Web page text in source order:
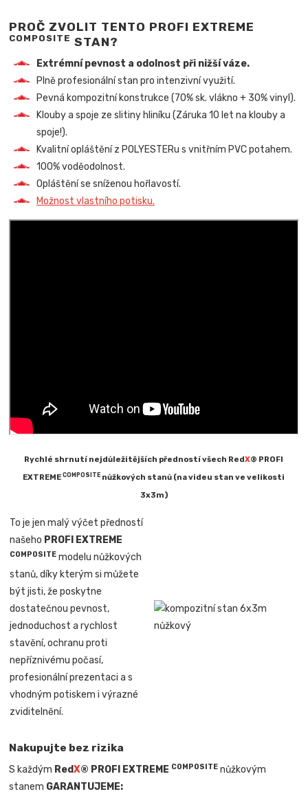
PROČ ZVOLIT TENTO PROFI EXTREME
COMPOSITE STAN?
Extrémní pevnost a odolnost při nižší váze.
Plně profesionální stan pro intenzivní využití.
Pevná kompozitní konstrukce (70% sk. vlákno + 30% vinyl).
Klouby a spoje ze slitiny hliníku (Záruka 10 let na klouby a
spoje!).
Kvalitní opláštění z POLYESTERu s vnitřním PVC potahem.
100% voděodolnost.
Opláštění se sníženou hořlavostí.
Možnost vlastního potisku.
Rychlé shrnutí nejdůležitějších předností všech RedX® PROFI
EXTREMECOMPOSITE nůžkových stanů (na videu stan ve velikosti
3x3m)
To je jen malý výčet předností
našeho PROFI EXTREME
COMPOSITE modelu nůžkových
stanů, díky kterým si můžete
být jisti, že poskytne
dostatečnou pevnost,
jednoduchost a rychlost
stavění, ochranu proti
nepříznivému počasí,
profesionální prezentaci a s
vhodným potiskem i výrazné
zviditelnění.
Nakupujte bez rizika
S každým RedX® PROFI EXTREME COMPOSITE nůžkovým
stanem GARANTUJEME: